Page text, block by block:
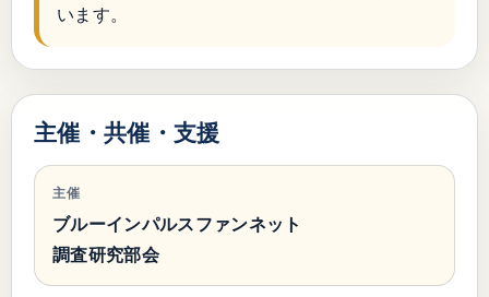
います。
主催・共催・支援
主催
ブルーインパルスファンネット
調査研究部会